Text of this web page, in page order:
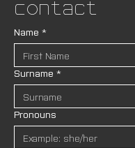
Contact
Name *
Surname *
Pronouns